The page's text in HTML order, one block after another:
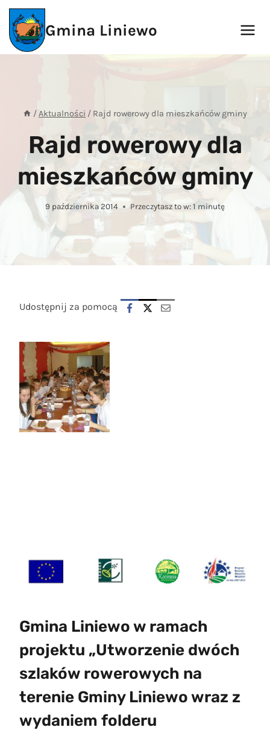
Przejdź
treści
Gmina Liniewo
/Aktualności / Rajd rowerowy dla mieszkańców gminy
Rajd rowerowy dla
mieszkańców gminy
9 października 2014 Przeczytasz to w: 1 minutę
Udostępnij za pomocą
Gmina Liniewo w ramach
projektu „Utworzenie dwóch
szlaków rowerowych na
terenie Gminy Liniewo wraz z
wydaniem folderu